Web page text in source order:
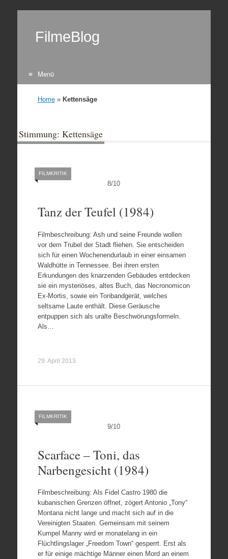
FilmeBlog
Menü
Home» Kettensäge
Stimmung: Kettensäge
8/10
FILMKRITIK
Tanz der Teufel (1984)
Filmbeschreibung: Ash und seine Freunde wollen
vor dem Trubel der Stadt fliehen. Sie entscheiden
sich für einen Wochenendurlaub in einer einsamen
Waldhütte in Tennessee. Bei ihren ersten
Erkundungen des knarzenden Gebäudes entdecken
sie ein mysteriöses, altes Buch, das Necronomicon
Ex-Mortis, sowie ein Tonbandgerät, welches
seltsame Laute enthält. Diese Geräusche
entpuppen sich als uralte Beschwörungsformeln.
Als…
29. April 2013
9/10
FILMKRITIK
Scarface – Toni, das
Narbengesicht (1984)
Filmbeschreibung: Als Fidel Castro 1980 die
kubanischen Grenzen öffnet, zögert Antonio „Tony“
Montana nicht lange und macht sich auf in die
Vereinigten Staaten. Gemeinsam mit seinem
Kumpel Manny wird er monatelang in ein
Flüchtlingslager „Freedom Town“ gesperrt. Erst als
er für einige mächtige Männer einen Mord an einem